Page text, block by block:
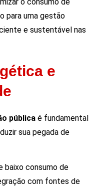
para uma gestão
e sustentável nas
e
pública é fundamental
sua pegada de
baixo consumo de
com fontes de